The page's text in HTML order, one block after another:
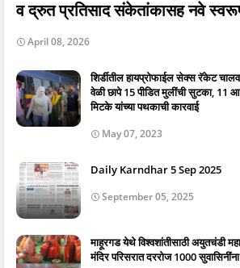
व द्रुत प्रतिसाद संकेतांकासह नवे
April 08, 2026
शिर्डीतील हायप्रोफाईल सेक्स रॅकेट
वेळी छापे 15 पीडित मुलींची सुटका, 11
मिटके यांच्या पथकाची कारवाई
May 07, 2023
Daily Karndhar 5 Sep 2025
September 05, 2025
माहूरगड येथे विश्वशांतीसाठी अयुतचंडी
मंदिर परिसरात दररोज 1000